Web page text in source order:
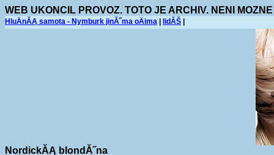
WEB UKONCIL PROVOZ. TOTO JE ARCHIV. NENI
HluÄnĂĄ samota - Nymburk jinĂ˝ma oÄima lidĂŠ
NordickĂĄ blondĂ˝na